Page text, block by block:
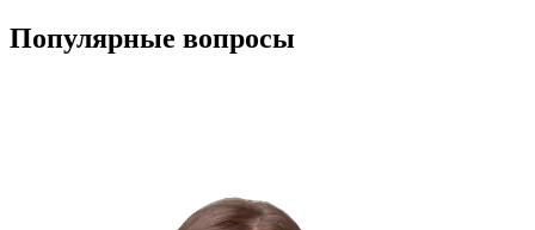
Популярные вопросы